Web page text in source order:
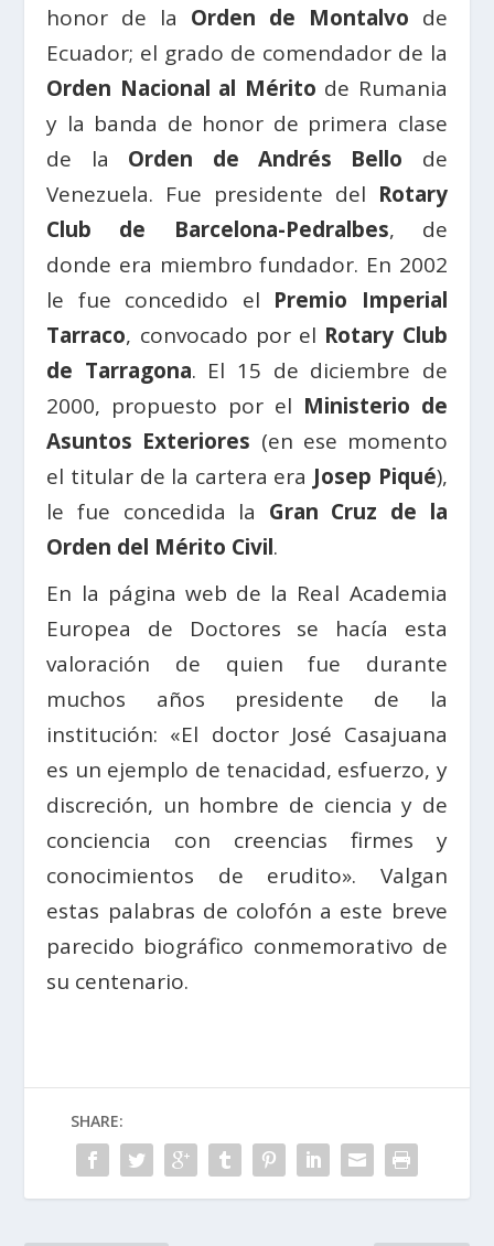
honor de la Orden de Montalvo de
Ecuador; el grado de comendador de la
Orden Nacional al Mérito de Rumania
y la banda de honor de primera clase
de la Orden de Andrés Bello de
Venezuela. Fue presidente del Rotary
Club de Barcelona-Pedralbes, de
donde era miembro fundador. En 2002
le fue concedido el Premio Imperial
Tarraco, convocado por el Rotary Club
de Tarragona. El 15 de diciembre de
2000, propuesto por el Ministerio de
Asuntos Exteriores (en ese momento
el titular de la cartera era Josep Piqué),
le fue concedida la Gran Cruz de la
Orden del Mérito Civil.
En la página web de la Real Academia
Europea de Doctores se hacía esta
valoración de quien fue durante
muchos años presidente de la
institución: «El doctor José Casajuana
es un ejemplo de tenacidad, esfuerzo, y
discreción, un hombre de ciencia y de
conciencia con creencias firmes y
conocimientos de erudito». Valgan
estas palabras de colofón a este breve
parecido biográfico conmemorativo de
su centenario.
SHARE: